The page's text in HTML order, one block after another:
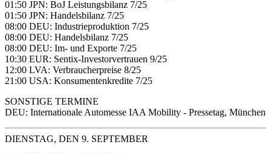
01:50 JPN: BoJ Leistungsbilanz 7/25
01:50 JPN: Handelsbilanz 7/25
08:00 DEU: Industrieproduktion 7/25
08:00 DEU: Handelsbilanz 7/25
08:00 DEU: Im- und Exporte 7/25
10:30 EUR: Sentix-Investorvertrauen 9/25
12:00 LVA: Verbraucherpreise 8/25
21:00 USA: Konsumentenkredite 7/25
SONSTIGE TERMINE
DEU: Internationale Automesse IAA Mobility - Pressetag, München
DIENSTAG, DEN 9. SEPTEMBER